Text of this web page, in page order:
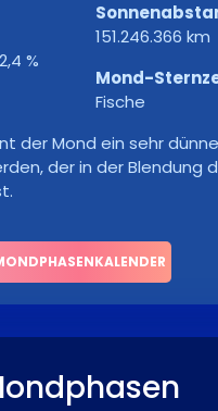
%
151.246.366 km
Mond-
Fische
der Mond ein sehr
der in der Blendung